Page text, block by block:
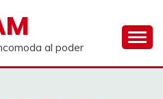
al poder